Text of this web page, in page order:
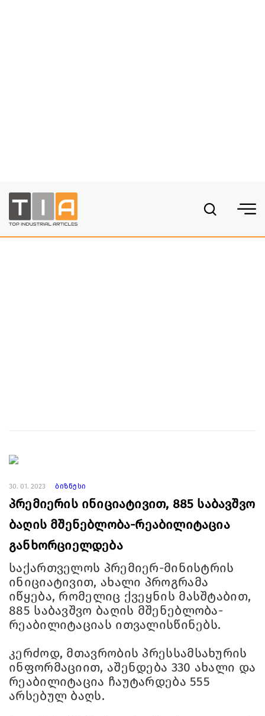
30. 01. 2023 ბიზნესი
პრემიერის ინიციატივით, 885 საბავშვო
ბაღის მშენებლობა-რეაბილიტაცია
განხორციელდება
საქართველოს პრემიერ-მინისტრის
ინიციატივით, ახალი პროგრამა
იწყება, რომელიც ქვეყნის მასშტაბით,
885 საბავშვო ბაღის მშენებლობა-
რეაბილიტაციას ითვალისწინებს.
კერძოდ, მთავრობის პრესსამსახურის
ინფორმაციით, აშენდება 330 ახალი და
რეაბილიტაცია ჩაუტარდება 555
არსებულ ბაღს.